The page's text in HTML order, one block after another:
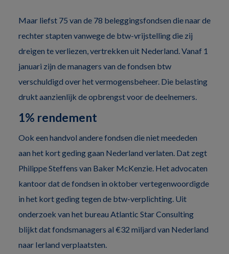
Maar liefst 75 van de 78 beleggingsfondsen die naar de
rechter stapten vanwege de btw-vrijstelling die zij
dreigen te verliezen, vertrekken uit Nederland. Vanaf 1
januari zijn de managers van de fondsen btw
verschuldigd over het vermogensbeheer. Die belasting
drukt aanzienlijk de opbrengst voor de deelnemers.
1% rendement
Ook een handvol andere fondsen die niet meededen
aan het kort geding gaan Nederland verlaten. Dat zegt
Philippe Steffens van Baker McKenzie. Het advocaten
kantoor dat de fondsen in oktober vertegenwoordigde
in het kort geding tegen de btw-verplichting. Uit
onderzoek van het bureau Atlantic Star Consulting
blijkt dat fondsmanagers al €32 miljard van Nederland
naar Ierland verplaatsten.